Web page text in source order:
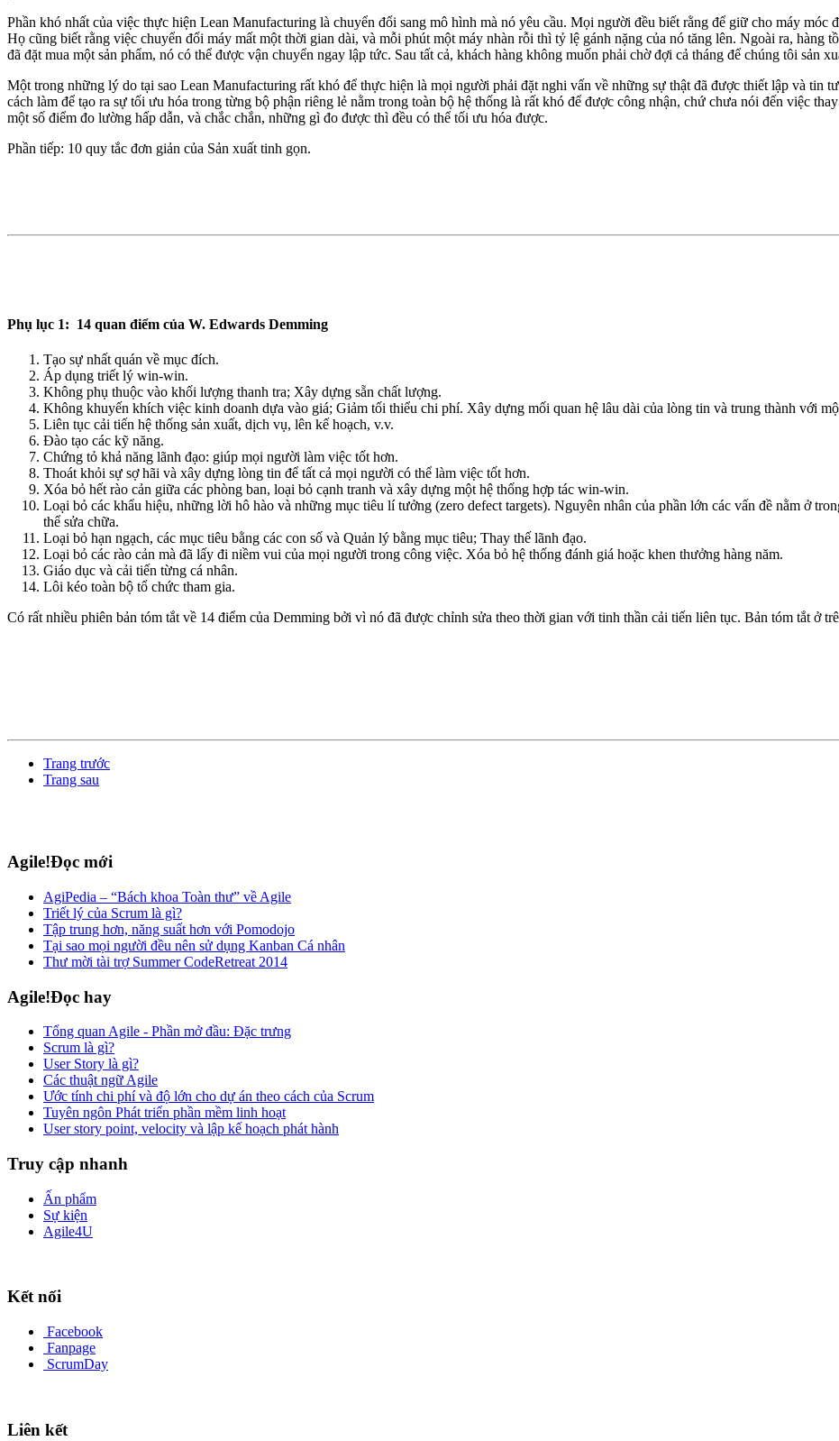
Phần khó nhất của việc thực hiện Lean Manufacturing là chuyển đổi sang mô hình mà nó yêu cầu. Mọi người đều biết rằng để giữ cho máy móc
Họ cũng biết rằng việc chuyển đổi máy mất một thời gian dài, và mỗi phút một máy nhàn rỗi thì tỷ lệ gánh nặng của nó tăng lên. Ngoài ra, hàng
đã đặt mua một sản phẩm, nó có thể được vận chuyển ngay lập tức. Sau tất cả, khách hàng không muốn phải chờ đợi cả tháng để chúng tôi sản
Một trong những lý do tại sao Lean Manufacturing rất khó để thực hiện là mọi người phải đặt nghi vấn về những sự thật đã được thiết lập và tin
cách làm để tạo ra sự tối ưu hóa trong từng bộ phận riêng lẻ nằm trong toàn bộ hệ thống là rất khó để được công nhận, chứ chưa nói đến việc
một số điểm đo lường hấp dẫn, và chắc chắn, những gì đo được thì đều có thể tối ưu hóa được.
Phần tiếp: 10 quy tắc đơn giản của Sản xuất tinh gọn.
Phụ lục 1: 14 quan điểm của W. Edwards Demming
Tạo sự nhất quán về mục đích.
Áp dụng triết lý win-win.
Không phụ thuộc vào khối lượng thanh tra; Xây dựng sẵn chất lượng.
Không khuyến khích việc kinh doanh dựa vào giá; Giảm tối thiểu chi phí. Xây dựng mối quan hệ lâu dài của lòng tin và trung thành với
Liên tục cải tiến hệ thống sản xuất, dịch vụ, lên kế hoạch, v.v.
Đào tạo các kỹ năng.
Chứng tỏ khả năng lãnh đạo: giúp mọi người làm việc tốt hơn.
Thoát khỏi sự sợ hãi và xây dựng lòng tin để tất cả mọi người có thể làm việc tốt hơn.
Xóa bỏ hết rào cản giữa các phòng ban, loại bỏ cạnh tranh và xây dựng một hệ thống hợp tác win-win.
Loại bỏ các khẩu hiệu, những lời hô hào và những mục tiêu lí tưởng (zero defect targets). Nguyên nhân của phần lớn các vấn đề nằm ở
thể sửa chữa.
Loại bỏ hạn ngạch, các mục tiêu bằng các con số và Quản lý bằng mục tiêu; Thay thế lãnh đạo.
Loại bỏ các rào cản mà đã lấy đi niềm vui của mọi người trong công việc. Xóa bỏ hệ thống đánh giá hoặc khen thưởng hàng năm.
Giáo dục và cải tiến từng cá nhân.
Lôi kéo toàn bộ tổ chức tham gia.
Có rất nhiều phiên bản tóm tắt về 14 điểm của Demming bởi vì nó đã được chỉnh sửa theo thời gian với tinh thần cải tiến liên tục. Bản tóm tắt ở
Trang trước
Trang sau
Agile!Đọc mới
AgiPedia – “Bách khoa Toàn thư” về Agile
Triết lý của Scrum là gì?
Tập trung hơn, năng suất hơn với Pomodojo
Tại sao mọi người đều nên sử dụng Kanban Cá nhân
Thư mời tài trợ Summer CodeRetreat 2014
Agile!Đọc hay
Tổng quan Agile - Phần mở đầu: Đặc trưng
Scrum là gì?
User Story là gì?
Các thuật ngữ Agile
Ước tính chi phí và độ lớn cho dự án theo cách của Scrum
Tuyên ngôn Phát triển phần mềm linh hoạt
User story point, velocity và lập kế hoạch phát hành
Truy cập nhanh
Ấn phẩm
Sự kiện
Agile4U
Kết nối
Facebook
Fanpage
ScrumDay
Liên kết